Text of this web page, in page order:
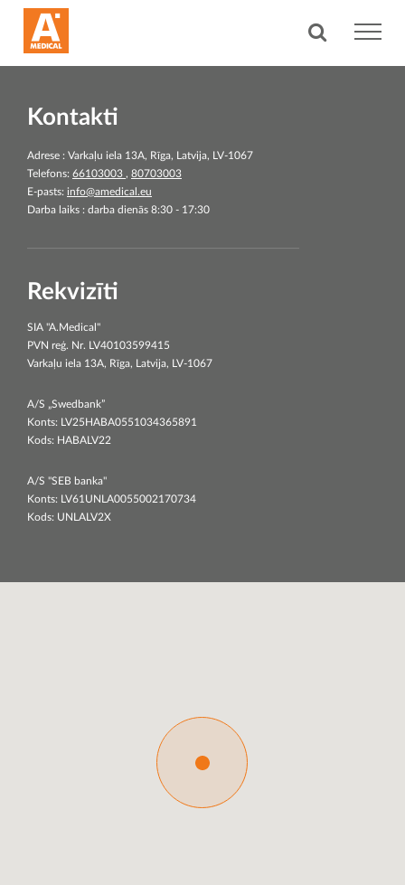
Kontakti
Adrese : Varkaļu iela 13A, Rīga, Latvija, LV-1067
Telefons: 66103003 , 80703003
E-pasts: info@amedical.eu
Darba laiks : darba dienās 8:30 - 17:30
Rekvizīti
SIA "A.Medical"
PVN reģ. Nr. LV40103599415
Varkaļu iela 13A, Rīga, Latvija, LV-1067
A/S „Swedbank”
Konts: LV25HABA0551034365891
Kods: HABALV22
A/S "SEB banka"
Konts: LV61UNLA0055002170734
Kods: UNLALV2X